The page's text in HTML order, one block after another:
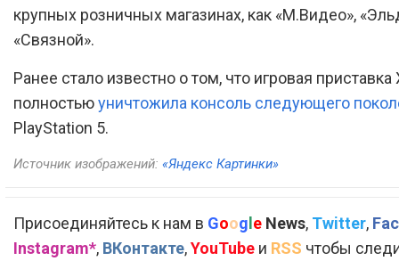
крупных розничных магазинах, как «М.Видео»,
«Связной».
Ранее стало известно о том, что игровая приставка
полностьюуничтожила консоль следующего
PlayStation 5.
Источник изображений: «Яндекс Картинки»
Присоединяйтесь к нам в Google News, Twitter,
Instagram*, ВКонтакте,YouTube и RSS чтобы